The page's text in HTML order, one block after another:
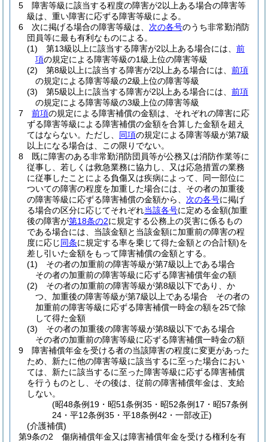
5
障害等級に該当する程度の障害が2以上ある場合の障害等
級は、重い障害に応ずる障害等級による。
6
次に掲げる場合の障害等級は、 次の各号のうち非常勤消防
団員等に最も有利なものによる。
(1)
第13級以上に該当する障害が2以上ある場合には、 前
項の規定による障害等級の1級上位の障害等級
(2)
第8級以上に該当する障害が2以上ある場合には、 前項
の規定による障害等級の2級上位の障害等級
(3)
第5級以上に該当する障害が2以上ある場合には、 前項
の規定による障害等級の3級上位の障害等級
7
前項の規定による障害補償の金額は、それぞれの障害に応
ずる障害等級による障害補償の金額を合算した金額を超え
てはならない。 ただし、 同項の規定による障害等級が第7級
以上になる場合は、この限りでない。
8
既に障害のある非常勤消防団員等が公務又は消防作業等に
従事し、若しくは救急業務に協力し、又は応急措置の業務
に従事したことによる負傷又は疾病によって、同一部位に
ついての障害の程度を加重した場合には、その者の加重後
の障害等級に応ずる障害補償の金額から、 次の各号に掲げ
る場合の区分に応じてそれぞれ当該各号に定める金額(加重
後の障害が第18条の2に規定する公務上の災害に係るもの
である場合には、当該金額と当該金額に加重前の障害の程
度に応じ同条に規定する率を乗じて得た金額との合計額)を
差し引いた金額をもって障害補償の金額とする。
(1)
その者の加重前の障害等級が第7級以上である場合
その者の加重前の障害等級に応ずる障害補償年金の額
(2)
その者の加重前の障害等級が第8級以下であり、か
つ、加重後の障害等級が第7級以上である場合 その者の
加重前の障害等級に応ずる障害補償一時金の額を25で除
して得た金額
(3)
その者の加重後の障害等級が第8級以下である場合
その者の加重前の障害等級に応ずる障害補償一時金の額
9
障害補償年金を受ける者の当該障害の程度に変更があった
ため、新たに他の障害等級に該当するに至った場合におい
ては、新たに該当するに至った障害等級に応ずる障害補償
を行うものとし、その後は、従前の障害補償年金は、支給
しない。
(昭48条例19・昭51条例35・昭52条例17・昭57条例
24・平12条例35・平18条例42・一部改正)
(介護補償)
第9条の2
傷病補償年金又は障害補償年金を受ける権利を有